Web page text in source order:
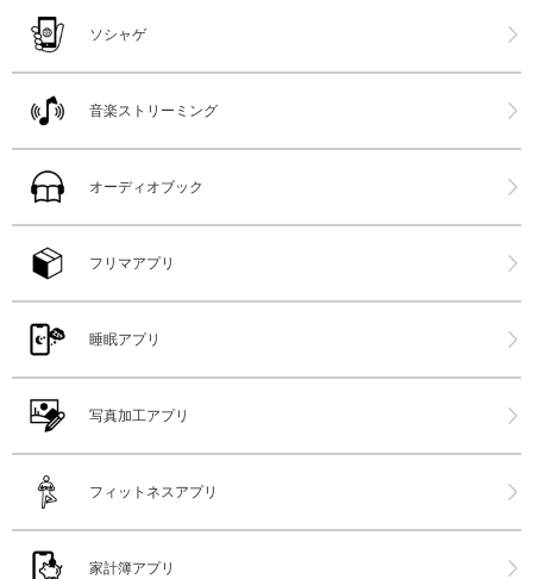
ソシャゲ
音楽ストリーミング
オーディオブック
フリマアプリ
睡眠アプリ
写真加工アプリ
フィットネスアプリ
家計簿アプリ